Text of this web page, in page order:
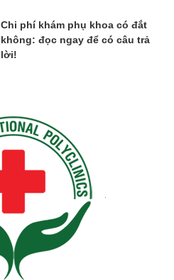
Chi phí khám phụ khoa có đắt
không: đọc ngay để có câu trả
lời!